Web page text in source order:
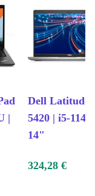
|
Dell Latitude
5420 | i5-
14"
324,28 €